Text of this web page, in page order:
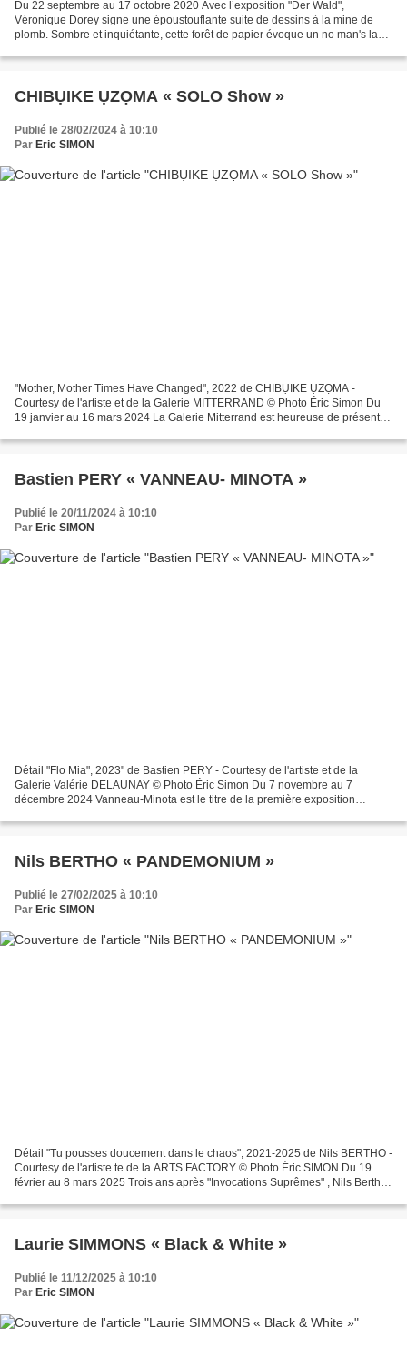
Du 22 septembre au 17 octobre 2020 Avec l’exposition "Der Wald",
Véronique Dorey signe une époustouflante suite de dessins à la mine de
plomb. Sombre et inquiétante, cette forêt de papier évoque un no man's land
CHIBỤIKE ỤZỌMA « SOLO Show »
Publié le 28/02/2024 à 10:10
Par Eric SIMON
"Mother, Mother Times Have Changed", 2022 de CHIBỤIKE ỤZỌMA -
Courtesy de l'artiste et de la Galerie MITTERRAND © Photo Éric Simon Du
19 janvier au 16 mars 2024 La Galerie Mitterrand est heureuse de présenter
Bastien PERY « VANNEAU- MINOTA »
Publié le 20/11/2024 à 10:10
Par Eric SIMON
Détail "Flo Mia", 2023" de Bastien PERY - Courtesy de l'artiste et de la
Galerie Valérie DELAUNAY © Photo Éric Simon Du 7 novembre au 7
décembre 2024 Vanneau-Minota est le titre de la première exposition
Nils BERTHO « PANDEMONIUM »
Publié le 27/02/2025 à 10:10
Par Eric SIMON
Détail "Tu pousses doucement dans le chaos", 2021-2025 de Nils BERTHO -
Courtesy de l'artiste te de la ARTS FACTORY © Photo Éric SIMON Du 19
février au 8 mars 2025 Trois ans après "Invocations Suprêmes" , Nils Bertho
Laurie SIMMONS « Black & White »
Publié le 11/12/2025 à 10:10
Par Eric SIMON